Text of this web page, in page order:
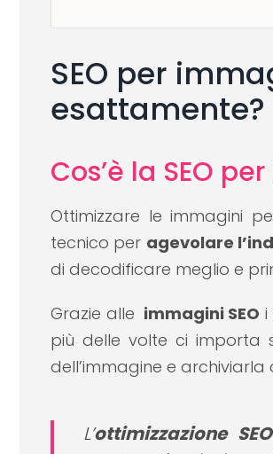
SEO per
esattamente?
Cos’è la SEO
Ottimizzare le immagini
tecnico per agevolare
di decodificare meglio e
Grazie alle immagini SEO i
più delle volte ci importa
dell’immagine e
L’ottimizzazione